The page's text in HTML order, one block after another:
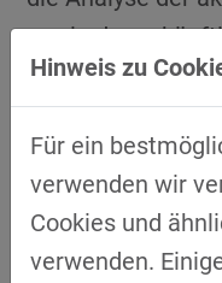
sowie der
zeigte auf, dass
mit
Produktion,
– übertragbare
Hinweis zu
Für ein
verwenden wir
Cookies und
verwenden.